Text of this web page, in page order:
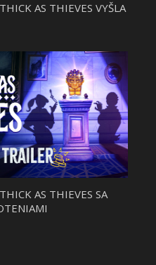
AS THIEVES VYŠLA
AS THIEVES SA